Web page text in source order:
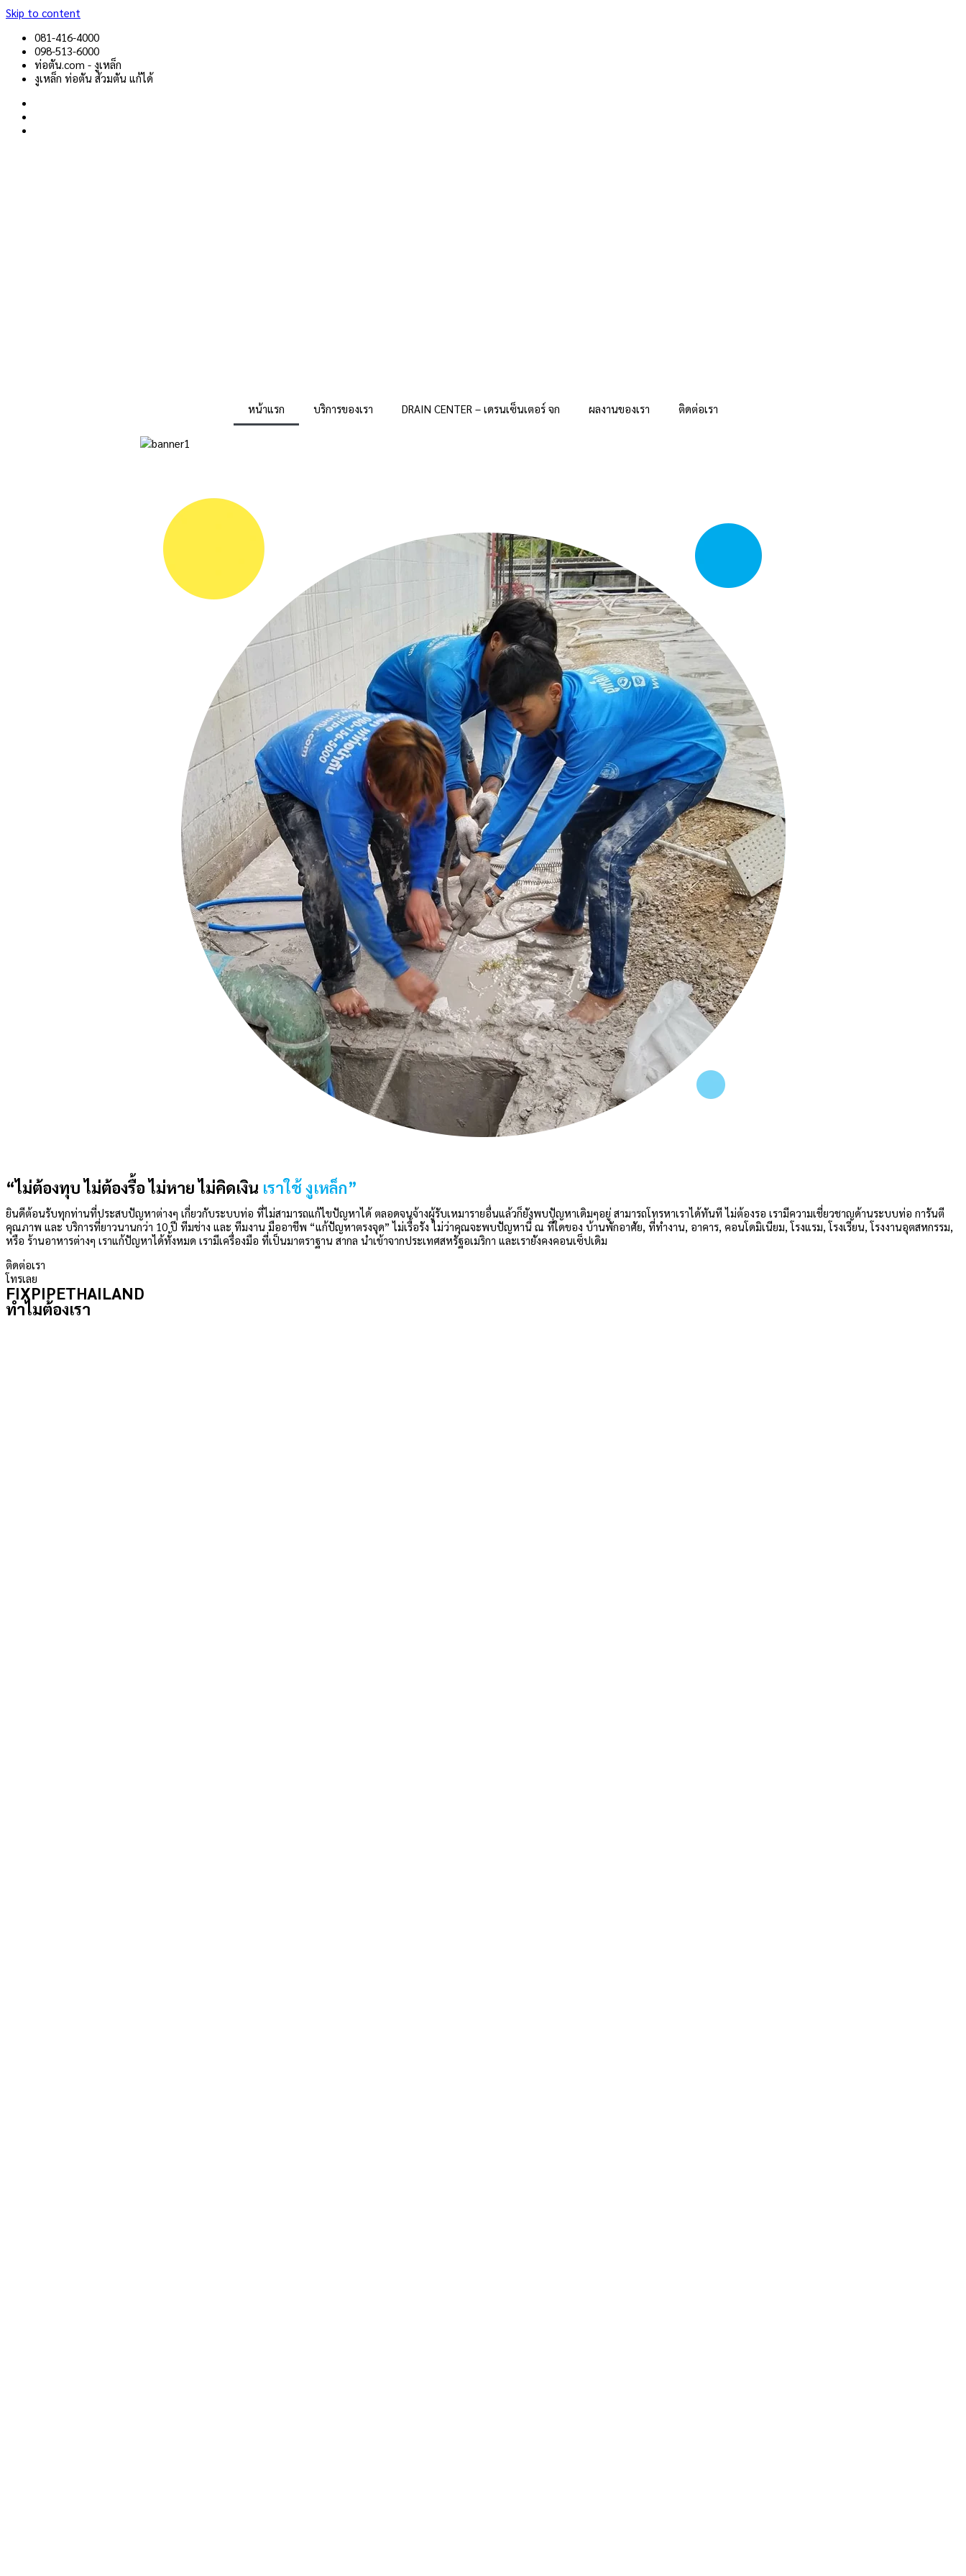
Skip to content
081-416-4000
098-513-6000
ท่อตัน.com - งูเหล็ก
งูเหล็ก ท่อตัน ส้วมตัน แก้ได้
หน้าแรก บริการของเรา DRAIN CENTER – เดรนเซ็นเตอร์ จก ผลงานของเรา ติดต่อเรา
“ไม่ต้องทุบ ไม่ต้องรื้อ ไม่หาย ไม่คิดเงิน เราใช้ งูเหล็ก”
ยินดีต้อนรับทุกท่านที่ประสบปัญหาต่างๆ เกี่ยวกับระบบท่อ ที่ไม่สามารถแก้ไขปัญหาได้ ตลอดจนจ้างผู้รับเหมารายอื่นแล้วก็ยังพบปัญหาเดิมๆอยู่ สามารถโทรหาเราได้ทันที ไม่ต้องรอ เรามีความเชี่ยวชาญด้านระบบท่อ การันตี
คุณภาพ และ บริการที่ยาวนานกว่า 10 ปี ทีมช่าง และ ทีมงาน มืออาชีพ “แก้ปัญหาตรงจุด” ไม่เรื้อรัง ไม่ว่าคุณจะพบปัญหานี้ ณ ที่ใดของ บ้านพักอาศัย, ที่ทำงาน, อาคาร, คอนโดมิเนียม, โรงแรม, โรงเรียน, โรงงานอุตสหกรรม,
หรือ ร้านอาหารต่างๆ เราแก้ปัญหาได้ทั้งหมด เรามีเครื่องมือ ที่เป็นมาตราฐาน สากล นำเข้าจากประเทศสหรัฐอเมริกา และเรายังคงคอนเซ็ปเดิม
ติดต่อเรา
โทรเลย
FIXPIPETHAILAND
ทำไมต้องเรา